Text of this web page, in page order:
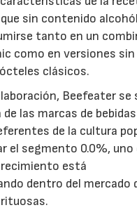
sin contenido
tanto en un
como en versiones sin
clásicos.
Beefeater se
las marcas de
de la cultura
el segmento 0.0%, uno
está
dentro del mercado